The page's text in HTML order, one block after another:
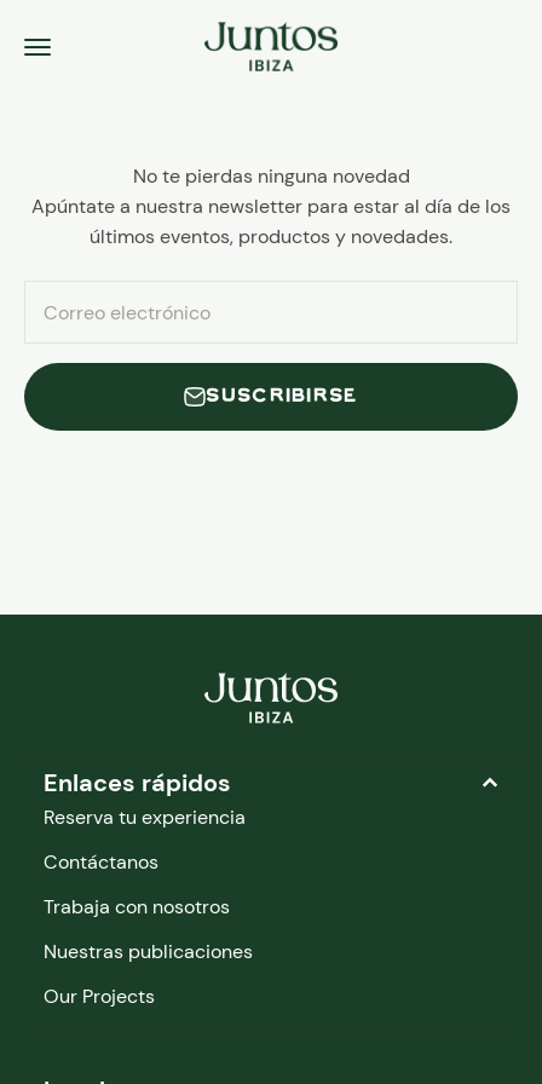
Menú
Juntos Ibiza
No te pierdas ninguna novedad
Apúntate a nuestra newsletter para estar al día de los
últimos eventos, productos y novedades.
Correo electrónico
SUSCRIBIRSE
Enlaces rápidos
Reserva tu experiencia
Contáctanos
Trabaja con nosotros
Nuestras publicaciones
Our Projects